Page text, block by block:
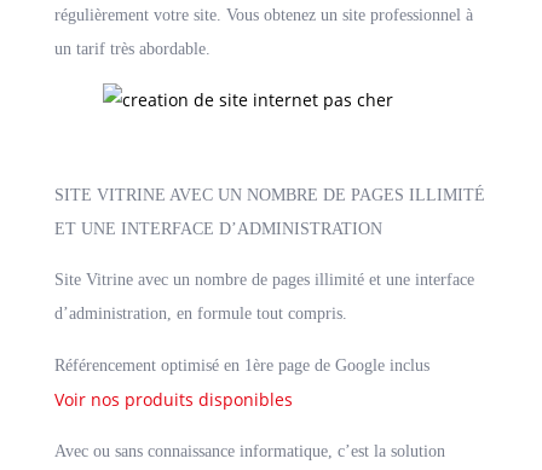
régulièrement votre site. Vous obtenez un site professionnel à
un tarif très abordable.
SITE VITRINE AVEC UN NOMBRE DE PAGES ILLIMITÉ
ET UNE INTERFACE D’ADMINISTRATION
Site Vitrine avec un nombre de pages illimité et une interface
d’administration, en formule tout compris.
Référencement optimisé en 1ère page de Google inclus
Voir nos produits disponibles
Avec ou sans connaissance informatique, c’est la solution